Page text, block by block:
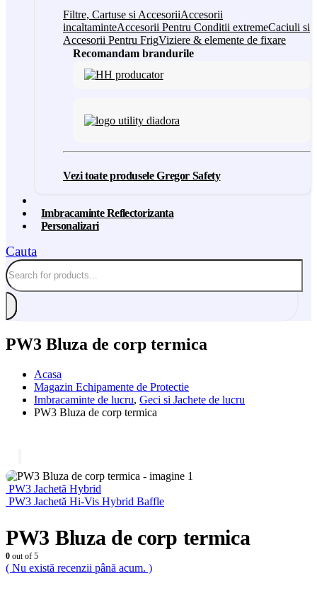
Filtre, Cartuse si AccesoriiAccesorii
incaltaminteAccesorii Pentru Conditii extremeCaciuli si
Accesorii Pentru FrigViziere & elemente de fixare
Recomandam brandurile
Vezi toate produsele Gregor Safety
Imbracaminte Reflectorizanta
Personalizari
Cauta
PW3 Bluza de corp termica
Acasa
Magazin Echipamente de Protectie
Imbracaminte de lucru, Geci si Jachete de lucru
PW3 Bluza de corp termica
PW3 Jachetă Hybrid
PW3 Jachetă Hi-Vis Hybrid Baffle
PW3 Bluza de corp termica
0 out of 5
( Nu există recenzii până acum. )